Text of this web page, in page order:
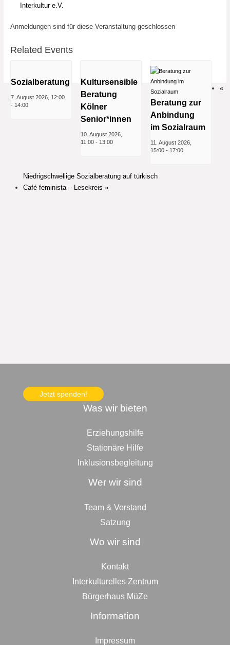
Interkultur e.V.
Anmeldungen sind für diese Veranstaltung geschlossen
Related Events
Sozialberatung
7. August 2026, 12:00
- 14:00
Kultursensible
Beratung
Kölner
Senior*innen
10. August 2026,
11:00- 13:00
Beratung zur
Anbindung
im Sozialraum
11. August 2026,
15:00 - 17:00
«
Niedrigschwellige Sozialberatung auf türkisch
Café feminista – Lesekreis»
Jetzt spenden!
Was wir bieten
Erziehungshilfe
Stationäre Hilfe
Inklusionsbegleitung
Wer wir sind
Team & Vorstand
Satzung
Wo wir sind
Kontakt
Interkulturelles Zentrum
Bürgerhaus MüZe
Information
Impressum